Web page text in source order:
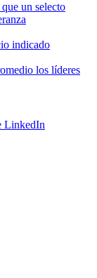
un selecto
indicado
los líderes